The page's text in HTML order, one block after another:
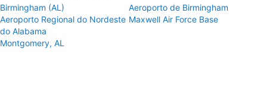
Birmingham (AL)
Aeroporto de Birmingham
Aeroporto Regional do Nordeste
do Alabama
Maxwell Air Force Base
Montgomery, AL